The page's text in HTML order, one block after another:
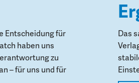
Entscheidung für
haben uns
zu
– für uns und für
Das